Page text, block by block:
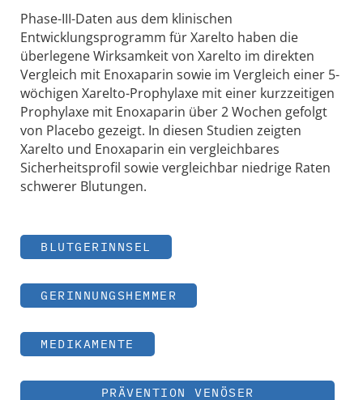
Phase-III-Daten aus dem klinischen
Entwicklungsprogramm für Xarelto haben die
überlegene Wirksamkeit von Xarelto im direkten
Vergleich mit Enoxaparin sowie im Vergleich einer 5-
wöchigen Xarelto-Prophylaxe mit einer kurzzeitigen
Prophylaxe mit Enoxaparin über 2 Wochen gefolgt
von Placebo gezeigt. In diesen Studien zeigten
Xarelto und Enoxaparin ein vergleichbares
Sicherheitsprofil sowie vergleichbar niedrige Raten
schwerer Blutungen.
BLUTGERINNSEL
GERINNUNGSHEMMER
MEDIKAMENTE
PRÄVENTION VENÖSER